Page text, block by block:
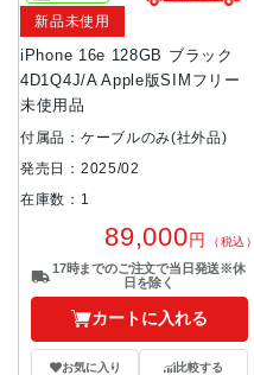
iPhone 16e 128GB ブラック
4D1Q4J/A Apple版SIMフリー
未使用品
新品未使用
付属品：ケーブルのみ(社外品)
発売日：2025/02
在庫数：1
89,000円 （税込）
17時までのご注文で当日発送※休
日を除く
カートに入れる
お気に入り 比較する